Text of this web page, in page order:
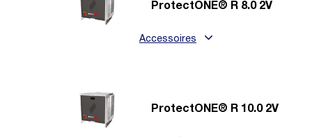
ProtectONE® R 8.0 2V
Accessoires
ProtectONE® R 10.0 2V